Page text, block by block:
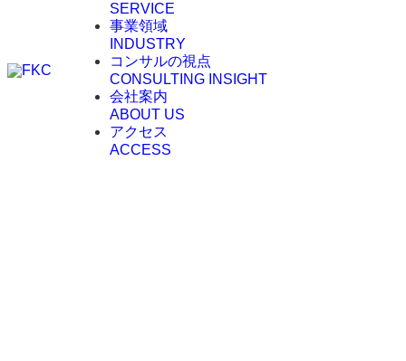
SERVICE
事業領域
INDUSTRY
コンサルの視点
CONSULTING INSIGHT
会社案内
ABOUT US
アクセス
ACCESS